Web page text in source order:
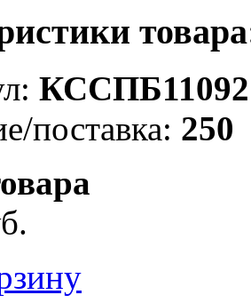
КССПБ11092
поставка: 250